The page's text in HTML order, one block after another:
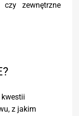
zewnętrzne
z jakim